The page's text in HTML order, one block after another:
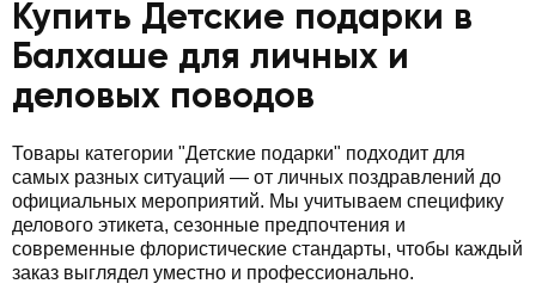
Купить Детские подарки в
Балхаше для личных и
деловых поводов
Товары категории "Детские подарки" подходит для
самых разных ситуаций — от личных поздравлений до
официальных мероприятий. Мы учитываем специфику
делового этикета, сезонные предпочтения и
современные флористические стандарты, чтобы каждый
заказ выглядел уместно и профессионально.